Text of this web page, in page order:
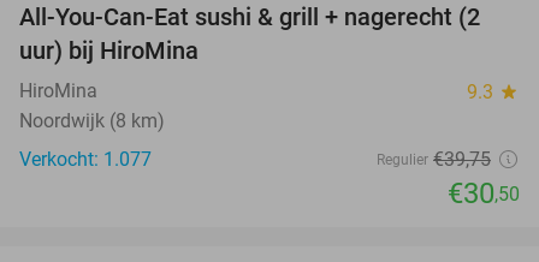
23%
All-You-Can-Eat sushi & grill + nagerecht (2
uur) bij HiroMina
HiroMina 9.3 star
Noordwijk (8 km)
Verkocht: 1.077
Regulier €39,75
€30,50